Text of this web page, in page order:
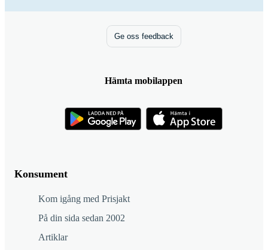
Konsument
Kom igång med Prisjakt
På din sida sedan 2002
Artiklar
Ge oss feedback
Hämta mobilappen